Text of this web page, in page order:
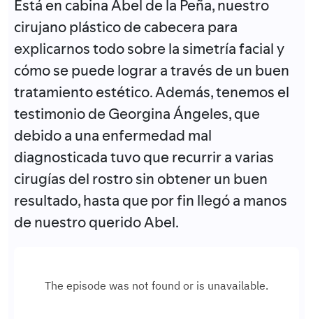
Está en cabina Abel de la Peña, nuestro
cirujano plástico de cabecera para
explicarnos todo sobre la simetría facial y
cómo se puede lograr a través de un buen
tratamiento estético. Además, tenemos el
testimonio de Georgina Ángeles, que
debido a una enfermedad mal
diagnosticada tuvo que recurrir a varias
cirugías del rostro sin obtener un buen
resultado, hasta que por fin llegó a manos
de nuestro querido Abel.